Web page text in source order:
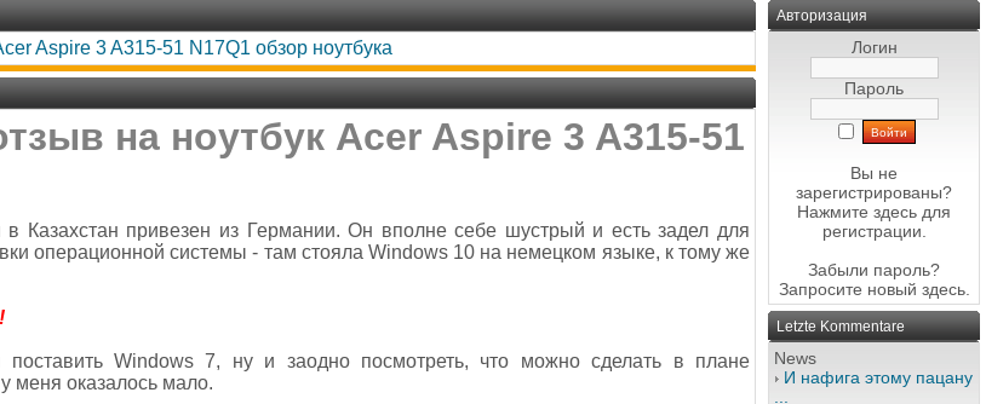
Aspire 3 A315-51 N17Q1 обзор ноутбука
на ноутбук Acer Aspire 3 A315-51
в Казахстан привезен из Германии. Он вполне себе шустрый и есть задел для
операционной системы - там стояла Windows 10 на немецком языке, к тому же
Windows 7, ну и заодно посмотреть, что можно сделать в плане
меня оказалось мало.
Авторизация
Логин
Пароль
Вы не
зарегистрированы?
Нажмите здесь для
регистрации.
Забыли пароль?
Запросите новый здесь.
Letzte Kommentare
News
И нафига этому пацану